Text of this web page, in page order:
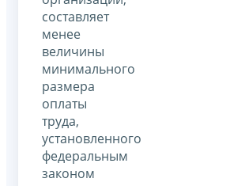
составляет
менее
величины
минимального
размера
оплаты
труда,
установленного
федеральным
законом